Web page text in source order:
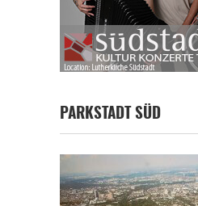
PARKSTADT SÜD